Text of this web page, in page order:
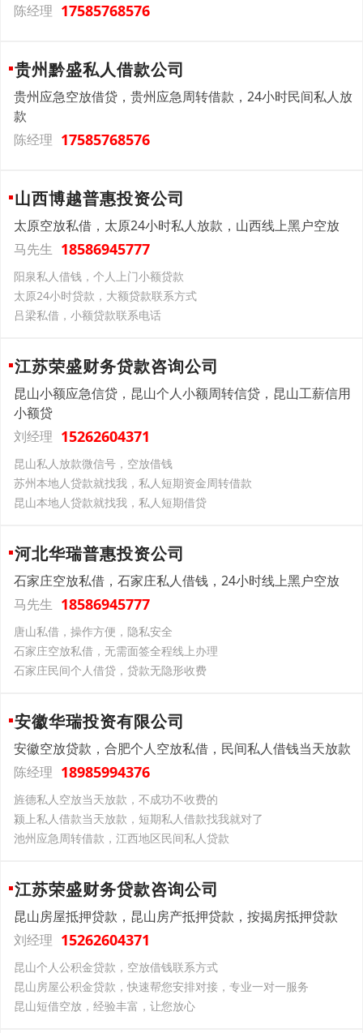
陈经理 17585768576
贵州黔盛私人借款公司
贵州应急空放借贷，贵州应急周转借款，24小时民间私人放
款
陈经理 17585768576
山西博越普惠投资公司
太原空放私借，太原24小时私人放款，山西线上黑户空放
马先生 18586945777
阳泉私人借钱，个人上门小额贷款
太原24小时贷款，大额贷款联系方式
吕梁私借，小额贷款联系电话
江苏荣盛财务贷款咨询公司
昆山小额应急信贷，昆山个人小额周转信贷，昆山工薪信用
小额贷
刘经理 15262604371
昆山私人放款微信号，空放借钱
苏州本地人贷款就找我，私人短期资金周转借款
昆山本地人贷款就找我，私人短期借贷
河北华瑞普惠投资公司
石家庄空放私借，石家庄私人借钱，24小时线上黑户空放
马先生 18586945777
唐山私借，操作方便，隐私安全
石家庄空放私借，无需面签全程线上办理
石家庄民间个人借贷，贷款无隐形收费
安徽华瑞投资有限公司
安徽空放贷款，合肥个人空放私借，民间私人借钱当天放款
陈经理 18985994376
旌德私人空放当天放款，不成功不收费的
颍上私人借款当天放款，短期私人借款找我就对了
池州应急周转借款，江西地区民间私人贷款
江苏荣盛财务贷款咨询公司
昆山房屋抵押贷款，昆山房产抵押贷款，按揭房抵押贷款
刘经理 15262604371
昆山个人公积金贷款，空放借钱联系方式
昆山房屋公积金贷款，快速帮您安排对接，专业一对一服务
昆山短借空放，经验丰富，让您放心